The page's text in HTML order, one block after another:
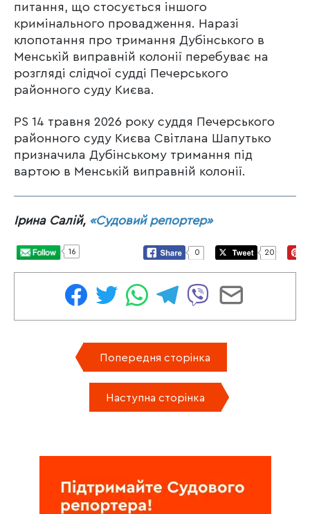
питання, що стосується іншого
кримінального провадження. Наразі
клопотання про тримання Дубінського в
Менській виправній колонії перебуває на
розгляді слідчої судді Печерського
районного суду Києва.
PS 14 травня 2026 року суддя Печерського
районного суду Києва Світлана Шапутько
призначила Дубінському тримання під
вартою в Менській виправній колонії.
Ірина Салій, «Судовий репортер»
16 0 20
Попередня сторінка
Наступна сторінка